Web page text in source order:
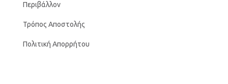
Περιβάλλον
Τρόπος Αποστολής
Πολιτική Απορρήτου